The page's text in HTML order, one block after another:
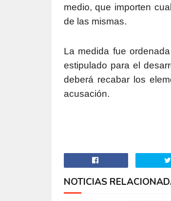
medio, que importen
de las mismas.
La medida fue
estipulado para el
deberá recabar los
acusación.
NOTICIAS